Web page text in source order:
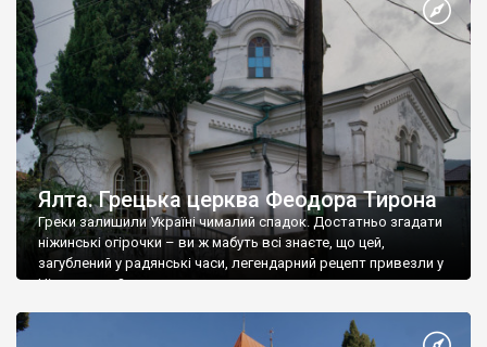
Ялта. Грецька церква Феодора Тирона
Греки залишили Україні чималий спадок. Достатньо згадати
ніжинські огірочки – ви ж мабуть всі знаєте, що цей,
загублений у радянські часи, легендарний рецепт привезли у
Ніжин греки?